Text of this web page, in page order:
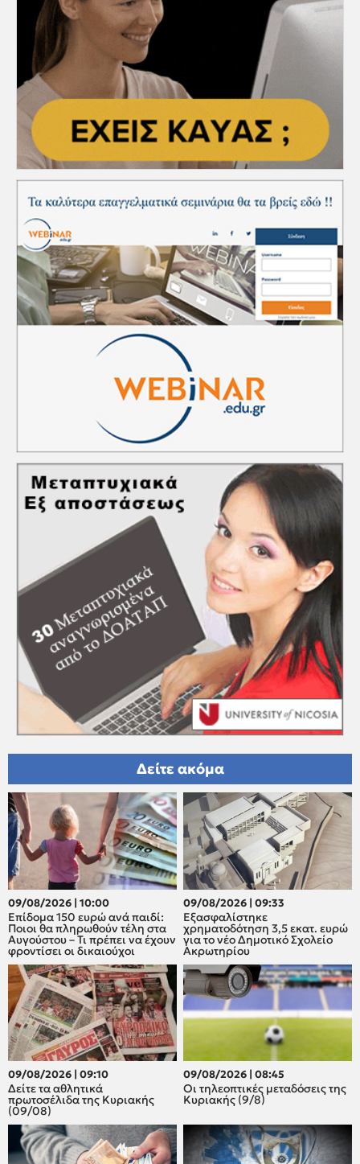
Δείτε ακόμα
09/08/2026 | 10:00
Επίδομα 150 ευρώ ανά παιδί:
Ποιοι θα πληρωθούν τέλη στα
Αυγούστου – Τι πρέπει να έχουν
φροντίσει οι δικαιούχοι
09/08/2026 | 09:33
Εξασφαλίστηκε
χρηματοδότηση 3,5 εκατ. ευρώ
για το νέο Δημοτικό Σχολείο
Ακρωτηρίου
09/08/2026 | 09:10
Δείτε τα αθλητικά
πρωτοσέλιδα της Κυριακής
(09/08)
09/08/2026 | 08:45
Οι τηλεοπτικές μεταδόσεις της
Κυριακής (9/8)